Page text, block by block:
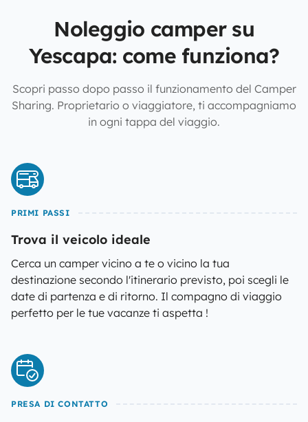
Noleggio camper su
Yescapa: come funziona?
Scopri passo dopo passo il funzionamento del Camper
Sharing. Proprietario o viaggiatore, ti accompagniamo
in ogni tappa del viaggio.
PRIMI PASSI
Trova il veicolo ideale
Cerca un camper vicino a te o vicino la tua
destinazione secondo l'itinerario previsto, poi scegli le
date di partenza e di ritorno. Il compagno di viaggio
perfetto per le tue vacanze ti aspetta !
PRESA DI CONTATTO